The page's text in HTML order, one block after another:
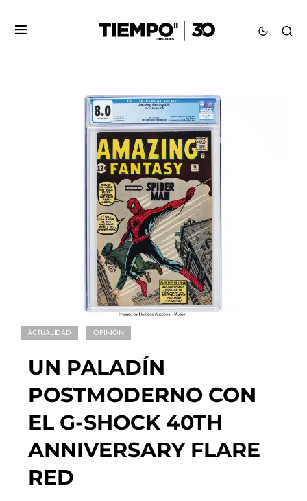
ACTUALIDAD OPINIÓN
UN PALADÍN
POSTMODERNO CON
EL G-SHOCK 40TH
ANNIVERSARY FLARE
RED